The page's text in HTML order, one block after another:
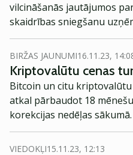
vilcināšanās jautājumos
skaidrības sniegšanu
Eiropas Savienība (ES)
eiro un kriptovalūtu
BIRŽAS JAUNUMI16.11.23,
Kriptovalūtu cenas
Bitcoin un citu
atkal pārbaudot 18
korekcijas nedēļas
augšupeju.
VIEDOKĻI15.11.23, 12:13